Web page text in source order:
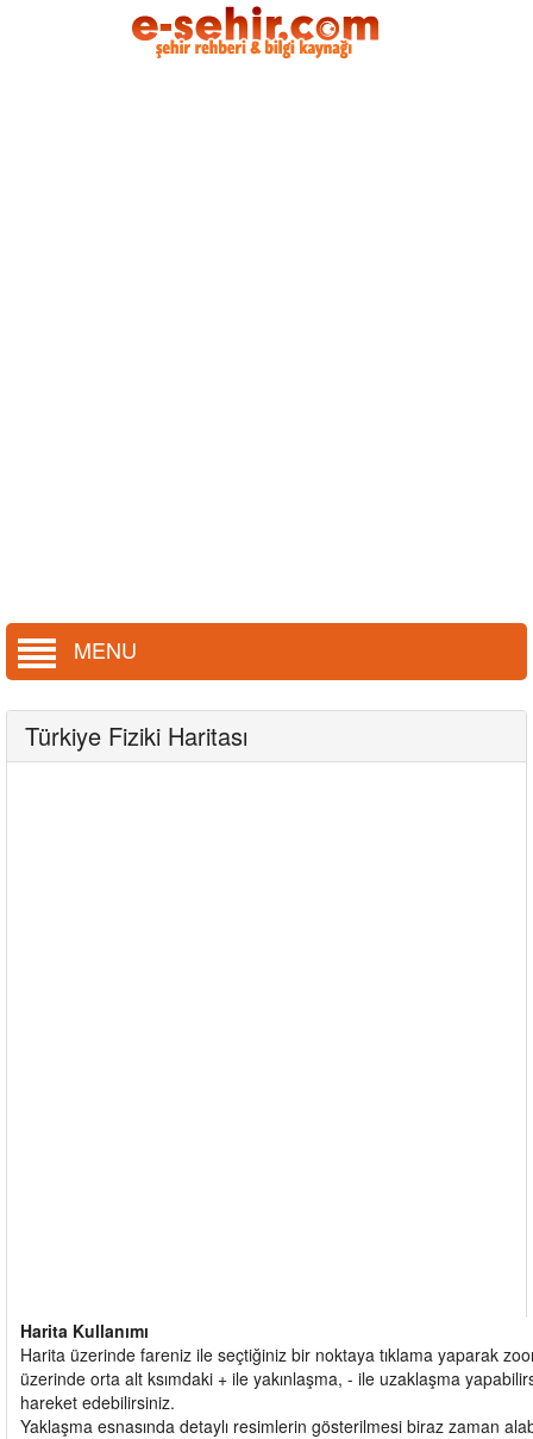
MENU
Türkiye Fiziki Haritası
Harita Kullanımı
Harita üzerinde fareniz ile seçtiğiniz bir noktaya tıklama yaparak
üzerinde orta alt ksımdaki + ile yakınlaşma, - ile uzaklaşma
hareket edebilirsiniz.
Yaklaşma esnasında detaylı resimlerin gösterilmesi biraz zaman